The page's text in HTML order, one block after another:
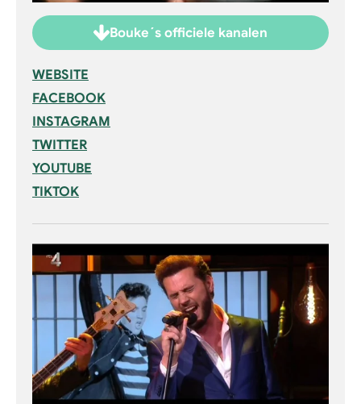
Bouke´s officiele kanalen
WEBSITE
FACEBOOK
INSTAGRAM
TWITTER
YOUTUBE
TIKTOK